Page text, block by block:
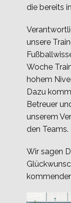
die bereits
unsere
Woche
hohem
Dazu
Betreuer
unserem
den Teams.
Wir sagen